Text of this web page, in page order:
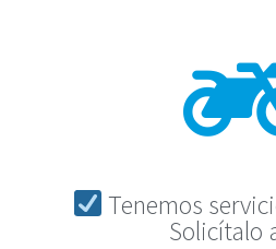
Tenemos
Solicítalo